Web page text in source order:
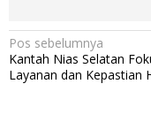
Navigasi
pos
Pos sebelumnya
Kantah Nias Selatan
Layanan dan Kepastian